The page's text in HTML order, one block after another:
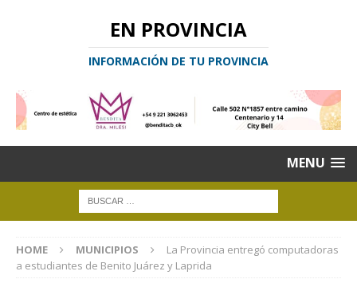
EN PROVINCIA
INFORMACIÓN DE TU PROVINCIA
MENU
HOME MUNICIPIOS
La Provincia entregó computadoras
a estudiantes de Benito Juárez y Laprida